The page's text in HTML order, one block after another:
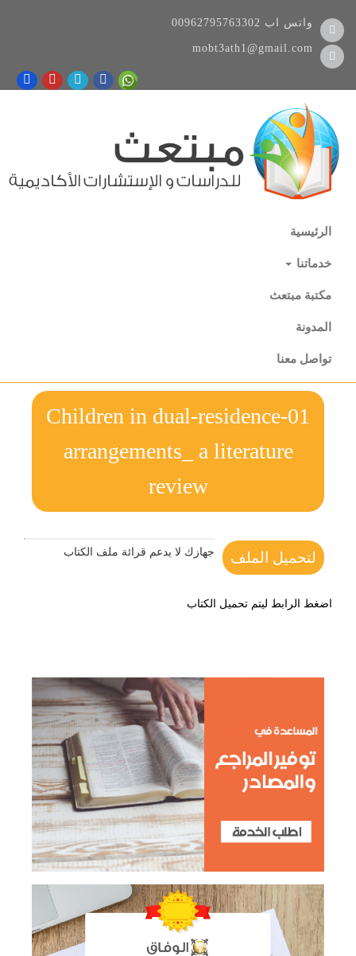
00962795763302 واتس اب
mobt3ath1@gmail.com
الرئيسية
خدماتنا
مكتبة مبتعث
المدونة
تواصل معنا
01-Children in dual-residence
arrangements_ a literature
review
لتحميل الملف جهازك لا يدعم قرائة ملف الكتاب
اضغط الرابط ليتم تحميل الكتاب